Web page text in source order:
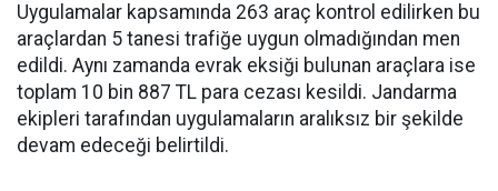
Uygulamalar kapsamında 263 araç kontrol edilirken bu
araçlardan 5 tanesi trafiğe uygun olmadığından men
edildi. Aynı zamanda evrak eksiği bulunan araçlara ise
toplam 10 bin 887 TL para cezası kesildi. Jandarma
ekipleri tarafından uygulamaların aralıksız bir şekilde
devam edeceği belirtildi.